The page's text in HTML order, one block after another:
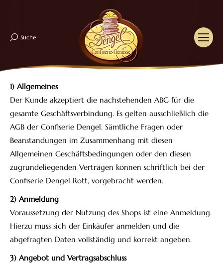
Search:
Suche
1) Allgemeines
Der Kunde akzeptiert die nachstehenden ABG für die
gesamte Geschäftsverbindung. Es gelten ausschließlich die
AGB der Confiserie Dengel. Sämtliche Fragen oder
Beanstandungen im Zusammenhang mit diesen
Allgemeinen Geschäftsbedingungen oder den diesen
zugrundeliegenden Verträgen können schriftlich bei der
Confiserie Dengel Rott, vorgebracht werden.
2) Anmeldung
Voraussetzung der Nutzung des Shops ist eine Anmeldung.
Hierzu muss sich der Einkäufer anmelden und die
abgefragten Daten vollständig und korrekt angeben.
3) Angebot und Vertragsabschluss